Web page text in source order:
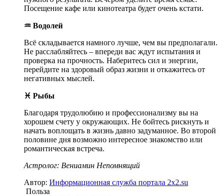
Посещение кафе или кинотеатра будет очень кстати.
♒ Водолей
Всё складывается намного лучше, чем вы предполагали.
Не расслабляйтесь – впереди вас ждут испытания и
проверка на прочность. Наберитесь сил и энергии,
перейдите на здоровый образ жизни и откажитесь от
негативных мыслей.
♓ Рыбы
Благодаря трудолюбию и профессионализму вы на
хорошем счету у окружающих. Не бойтесь рискнуть и
начать воплощать в жизнь давно задуманное. Во второй
половине дня возможно интересное знакомство или
романтическая встреча.
Астролог: Вениамин Непомнящий
Автор: Информационная служба портала 2x2.su
Польза